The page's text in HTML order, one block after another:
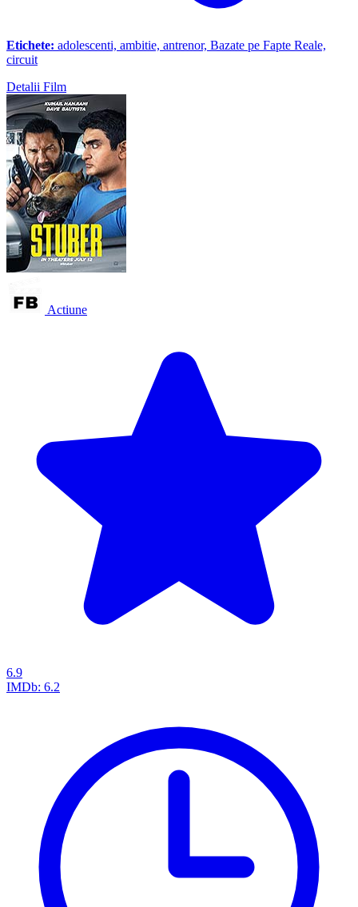
Etichete: adolescenti, ambitie, antrenor, Bazate pe Fapte Reale,
circuit
Detalii Film
Actiune
6.9
IMDb: 6.2